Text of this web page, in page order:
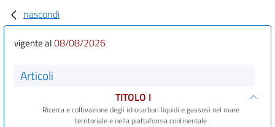
nascondi
vigente al08/08/2026
Articoli
TITOLO I
Ricerca e coltivazione degli idrocarburi liquidi e gassosi nel mare
territoriale e nella piattaforma continentale